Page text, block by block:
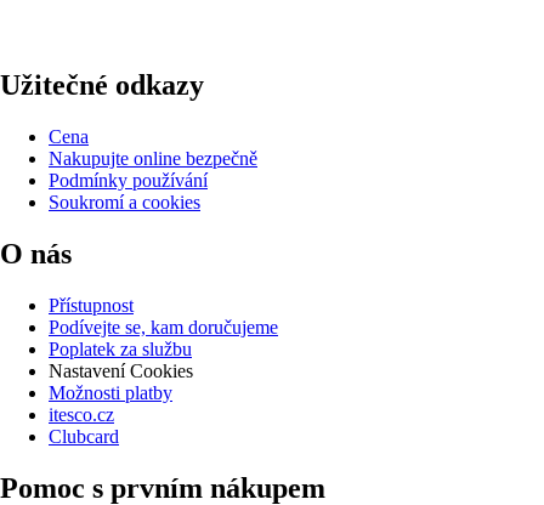
Užitečné odkazy
Cena
Nakupujte online bezpečně
Podmínky používání
Soukromí a cookies
O nás
Přístupnost
Podívejte se, kam doručujeme
Poplatek za službu
Nastavení Cookies
Možnosti platby
itesco.cz
Clubcard
Pomoc s prvním nákupem